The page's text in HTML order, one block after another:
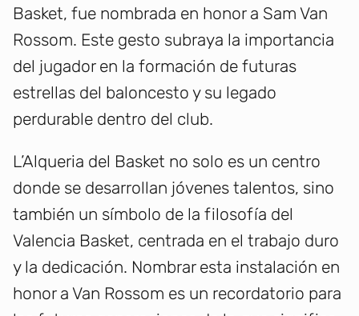
Basket, fue nombrada en honor a Sam Van
Rossom. Este gesto subraya la importancia
del jugador en la formación de futuras
estrellas del baloncesto y su legado
perdurable dentro del club.
L’Alqueria del Basket no solo es un centro
donde se desarrollan jóvenes talentos, sino
también un símbolo de la filosofía del
Valencia Basket, centrada en el trabajo duro
y la dedicación. Nombrar esta instalación en
honor a Van Rossom es un recordatorio para